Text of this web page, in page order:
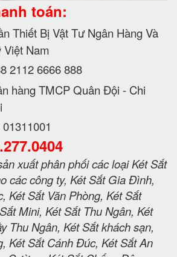
toán:
Thiết Bị Vật Tư Ngân Hàng Và
Việt Nam
2112 6666 888
hàng TMCP Quân Đội - Chi
xuất phân phối các loại Két Sắt
các công ty, Két Sắt Gia Đình,
Két Sắt Văn Phòng, Két Sắt
Mini, Két Sắt Thu Ngân, Két
Thu Ngân, Két Sắt khách sạn,
Két Sắt Cánh Đúc, Két Sắt An